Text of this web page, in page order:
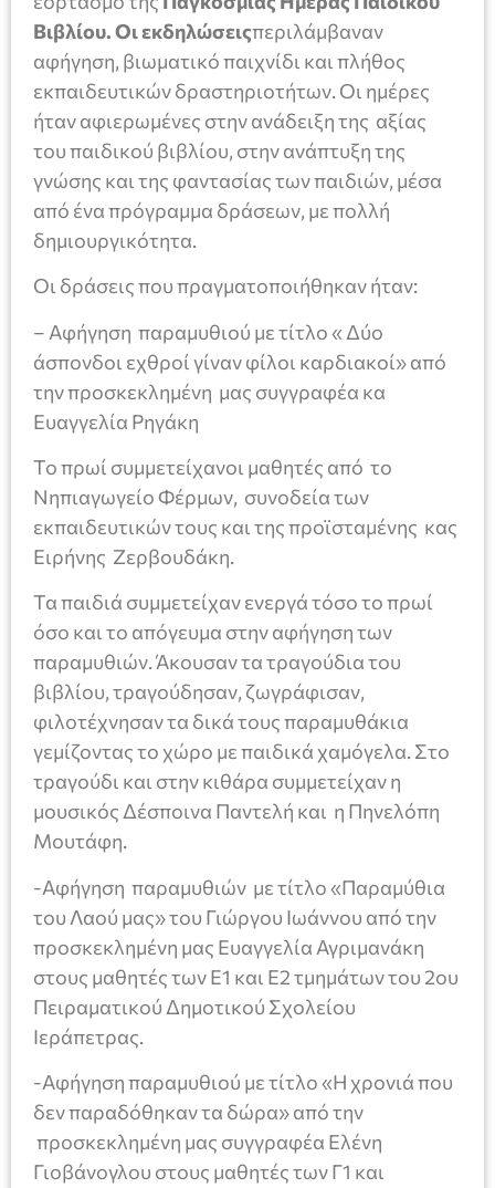
Βιβλίου. Οι εκδηλώσειςπεριλάμβαναν
αφήγηση, βιωματικό παιχνίδι και πλήθος
εκπαιδευτικών δραστηριοτήτων. Οι ημέρες
ήταν αφιερωμένες στην ανάδειξη της αξίας
του παιδικού βιβλίου, στην ανάπτυξη της
γνώσης και της φαντασίας των παιδιών, μέσα
από ένα πρόγραμμα δράσεων, με πολλή
δημιουργικότητα.
Οι δράσεις που πραγματοποιήθηκαν ήταν:
– Αφήγηση παραμυθιού με τίτλο « Δύο
άσπονδοι εχθροί γίναν φίλοι καρδιακοί» από
την προσκεκλημένη μας συγγραφέα κα
Ευαγγελία Ρηγάκη
Το πρωί συμμετείχανοι μαθητές από το
Νηπιαγωγείο Φέρμων, συνοδεία των
εκπαιδευτικών τους και της προϊσταμένης κας
Ειρήνης Ζερβουδάκη.
Τα παιδιά συμμετείχαν ενεργά τόσο το πρωί
όσο και το απόγευμα στην αφήγηση των
παραμυθιών. Άκουσαν τα τραγούδια του
βιβλίου, τραγούδησαν, ζωγράφισαν,
φιλοτέχνησαν τα δικά τους παραμυθάκια
γεμίζοντας το χώρο με παιδικά χαμόγελα. Στο
τραγούδι και στην κιθάρα συμμετείχαν η
μουσικός Δέσποινα Παντελή και η Πηνελόπη
Μουτάφη.
-Αφήγηση παραμυθιών με τίτλο «Παραμύθια
του Λαού μας» του Γιώργου Ιωάννου από την
προσκεκλημένη μας Ευαγγελία Αγριμανάκη
στους μαθητές των Ε1 και Ε2 τμημάτων του 2ου
Πειραματικού Δημοτικού Σχολείου
Ιεράπετρας.
-Αφήγηση παραμυθιού με τίτλο «Η χρονιά που
δεν παραδόθηκαν τα δώρα» από την
προσκεκλημένη μας συγγραφέα Ελένη
Γιοβάνογλου στους μαθητές των Γ1 και